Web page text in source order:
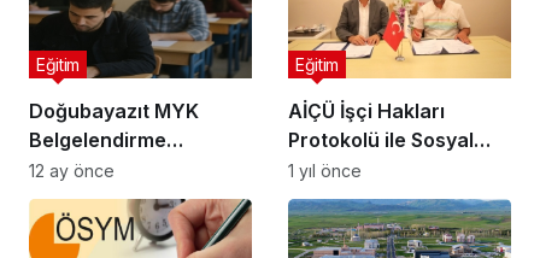
Doğubayazıt MYK
Belgelendirme
Sınavları Büyük İlgi
Gördü
Eğitim
12 ay önce
AİÇÜ İşçi Hakları
Protokolü ile Sosyal
Destek Artıyor
Eğitim
1 yıl önce